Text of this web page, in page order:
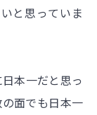
と思っていま
本一だと思っ
面でも日本一